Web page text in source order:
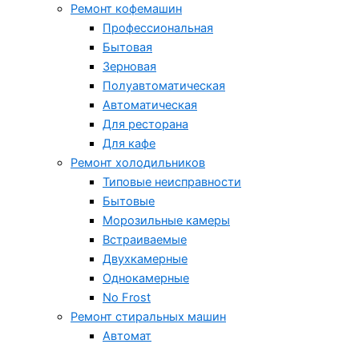
Ремонт кофемашин
Профессиональная
Бытовая
Зерновая
Полуавтоматическая
Автоматическая
Для ресторана
Для кафе
Ремонт холодильников
Типовые неисправности
Бытовые
Морозильные камеры
Встраиваемые
Двухкамерные
Однокамерные
No Frost
Ремонт стиральных машин
Автомат